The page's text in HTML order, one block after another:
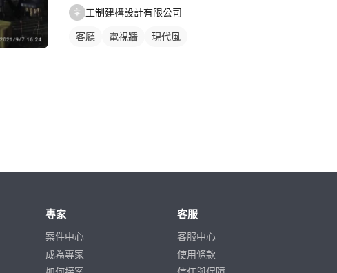
工制建構設計有限公司
客廳 電視牆 現代風
專家
案件中心
成為專家
客服
客服中心
使用條款